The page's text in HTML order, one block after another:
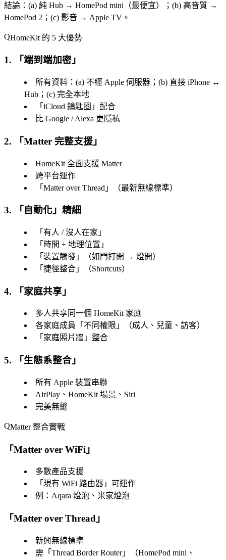
結論 ：(a) 純 Hub → HomePod mini（最便宜）；(b) 高音質 →
HomePod 2；(c) 影音 → Apple TV。
HomeKit 的 5 大優勢
1. 「 端到端加密 」
所有資料：(a) 不經 Apple 伺服器；(b) 直接 iPhone ↔
Hub；(c) 完全本地
「 iCloud 鑰匙圈 」配合
比 Google / Alexa 更隱私
2. 「Matter 完整支援 」
HomeKit 全面支援 Matter
跨平台運作
「 Matter over Thread 」（最新無線標準）
3. 「 自動化 」精細
「 有人 / 沒人在家 」
「 時間 + 地理位置 」
「 裝置觸發 」（如門打開 → 燈開）
「 捷徑整合 」（Shortcuts）
4. 「家庭共享 」
多人共享同一個 HomeKit 家庭
各家庭成員「 不同權限 」（成人、兒童、訪客）
「 家庭照片牆 」整合
5. 「 生態系整合 」
所有 Apple 裝置串聯
AirPlay、HomeKit 場景、Siri
完美無縫
Matter 整合實戰
「Matter over WiFi 」
多數產品支援
「 現有 WiFi 路由器 」可運作
例：Aqara 燈泡、米家燈泡
「Matter over Thread 」
新興無線標準
需「 Thread Border Router」（HomePod mini、